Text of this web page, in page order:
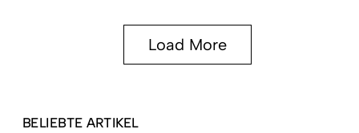
Load More
BELIEBTE ARTIKEL